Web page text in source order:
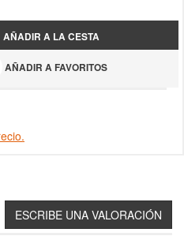
AÑADIR A LA CESTA
AÑADIR A FAVORITOS